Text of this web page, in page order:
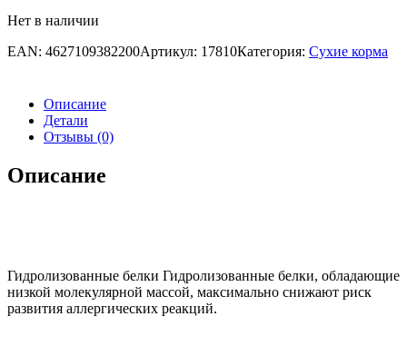
Нет в наличии
EAN: 4627109382200Артикул: 17810Категория: Сухие корма
Описание
Детали
Отзывы (0)
Описание
Гидролизованные белки Гидролизованные белки, обладающие
низкой молекулярной массой, максимально снижают риск
развития аллергических реакций.